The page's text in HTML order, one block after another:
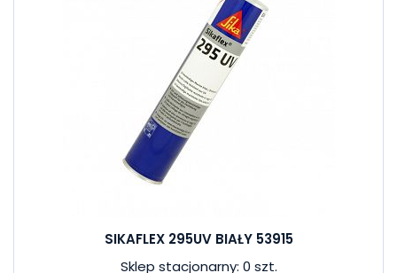
SIKAFLEX 295UV BIAŁY 53915
Sklep stacjonarny: 0 szt.